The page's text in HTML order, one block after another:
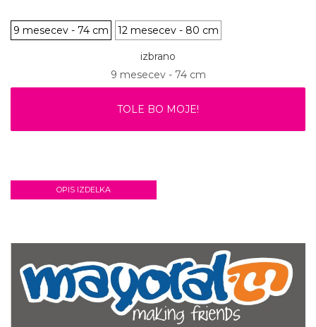
9 mesecev - 74 cm 12 mesecev - 80 cm
izbrano
9 mesecev - 74 cm
TOLE BO MOJE!
OPIS IZDELKA